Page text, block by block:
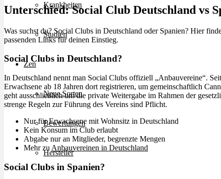
Krankheiten
Studien
Zen
Neue Sorten
Bewertungen
Hersteller
Unterschied: Social Club Deutschland vs
Was suchst du? Social Clubs in Deutschland oder Spanien? Hier
passenden Links für deinen Einstieg.
Social Clubs in Deutschland?
In Deutschland nennt man Social Clubs offiziell „Anbauvereine“.
Erwachsene ab 18 Jahren dort registrieren, um gemeinschaftlich
geht ausschließlich um die private Weitergabe im Rahmen der
strenge Regeln zur Führung des Vereins sind Pflicht.
Nur für Erwachsene mit Wohnsitz in Deutschland
Kein Konsum im Club erlaubt
Abgabe nur an Mitglieder, begrenzte Mengen
Mehr zu Anbauvereinen in Deutschland
Social Clubs in Spanien?